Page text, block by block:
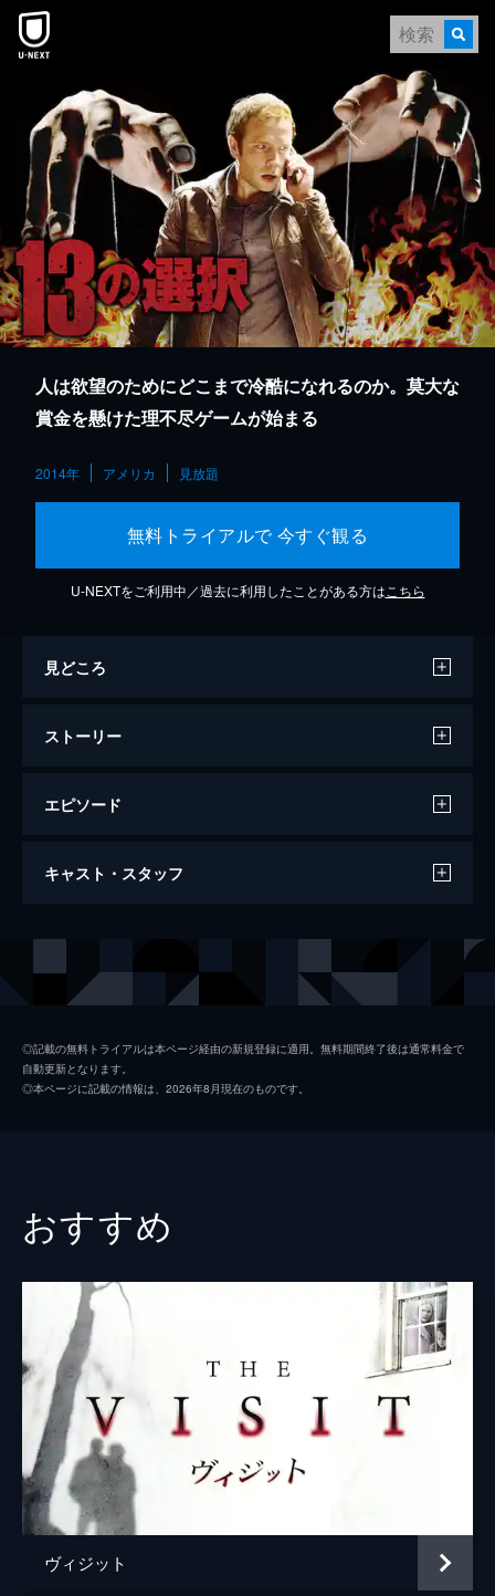
本文へスキップ
人は欲望のためにどこまで冷酷になれるのか。莫大な
賞金を懸けた理不尽ゲームが始まる
2014年 アメリカ 見放題
無料トライアルで 今すぐ観る
U-NEXTをご利用中／過去に利用したことがある方は こちら
見どころ
ストーリー
エピソード
13の選択
キャスト・スタッフ
ルティナ・ウェスリー
脚本
ダニエル・スタム
音楽 マイケル・ワンドマッチャー
製作 ブライアン・カヴァナー＝ジョーンズ
スティーヴン・スクイランテ
◎記載の無料トライアルは本ページ経由の新規登録に適用。無料期間終了後は通常料金で
自動更新となります。
◎本ページに記載の情報は、2026年8月現在のものです。
おすすめ
ヴィジット